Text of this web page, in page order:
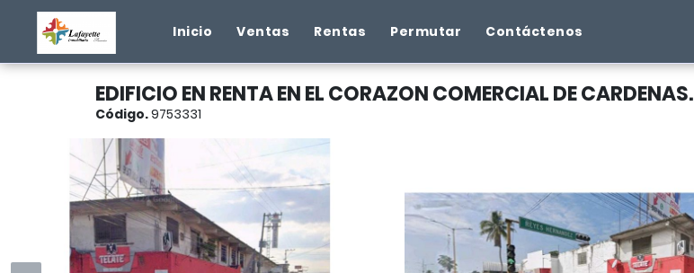
Inicio Ventas Rentas Permutar Contáctenos
EDIFICIO EN RENTA EN EL CORAZON COMERCIAL DE CARDENAS.
Código.9753331